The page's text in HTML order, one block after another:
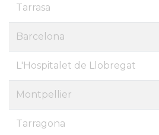
Tarrasa
Barcelona
L'Hospitalet de Llobregat
Montpellier
Tarragona